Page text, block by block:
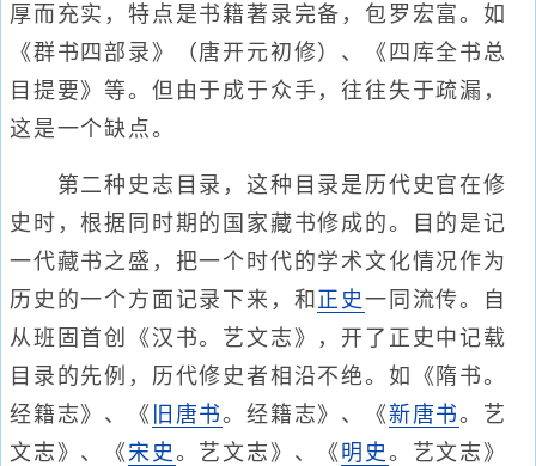
厚而充实，特点是书籍著录完备，包罗宏富。如
《群书四部录》（唐开元初修）、《四库全书总
目提要》等。但由于成于众手，往往失于疏漏，
这是一个缺点。
第二种史志目录，这种目录是历代史官在修
史时，根据同时期的国家藏书修成的。目的是记
一代藏书之盛，把一个时代的学术文化情况作为
历史的一个方面记录下来，和 正史一同流传。自
从班固首创《汉书。艺文志》，开了正史中记载
目录的先例，历代修史者相沿不绝。如《隋书。
经籍志》、《 旧唐书。经籍志》、《新唐书。艺
文志》、《宋史 。艺文志》、《 明史 。艺文志》